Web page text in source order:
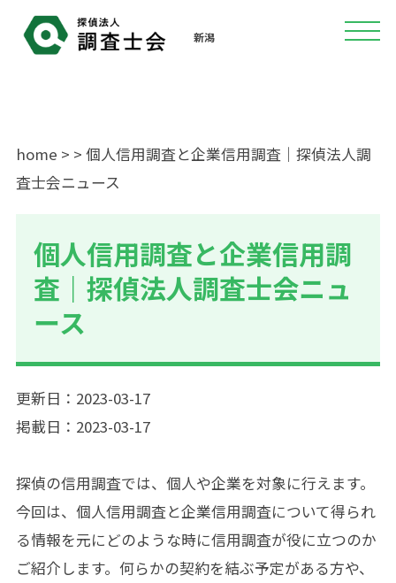
新潟
home > > 個人信用調査と企業信用調査｜探偵法人調
査士会ニュース
個人信用調査と企業信用調
査｜探偵法人調査士会ニュ
ース
更新日：2023-03-17
掲載日：2023-03-17
探偵の信用調査では、個人や企業を対象に行えます。
今回は、個人信用調査と企業信用調査について得られ
る情報を元にどのような時に信用調査が役に立つのか
ご紹介します。何らかの契約を結ぶ予定がある方や、